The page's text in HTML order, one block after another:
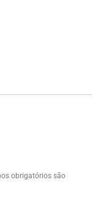
obrigatórios são